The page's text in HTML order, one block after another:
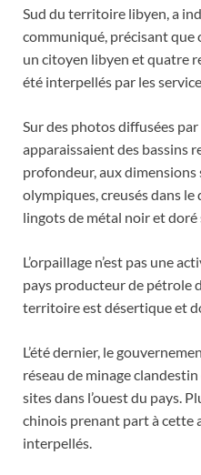
Sud du territoire libyen, a
communiqué, précisant que
un citoyen libyen et quatre
été interpellés par les
Sur des photos diffusées
apparaissaient des bassins
profondeur, aux dimensions
olympiques, creusés dans
lingots de métal noir et doré
L’orpaillage n’est pas une
pays producteur de pétrole
territoire est désertique et
L’été dernier, le
réseau de minage
sites dans l’ouest du pays.
chinois prenant part à cette
interpellés.